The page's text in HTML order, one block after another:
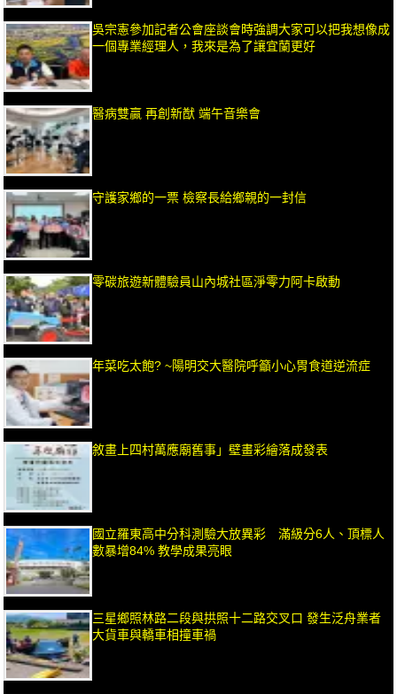
吳宗憲參加記者公會座談會時強調大家可以把我想像成
一個專業經理人，我來是為了讓宜蘭更好
醫病雙贏 再創新猷 端午音樂會
守護家鄉的一票 檢察長給鄉親的一封信
零碳旅遊新體驗員山內城社區淨零力阿卡啟動
年菜吃太飽? ~陽明交大醫院呼籲小心胃食道逆流症
敘畫上四村萬應廟舊事」壁畫彩繪落成發表
國立羅東高中分科測驗大放異彩 滿級分6人、頂標人
數暴增84% 教學成果亮眼
三星鄉照林路二段與拱照十二路交叉口 發生泛舟業者
大貨車與轎車相撞車禍